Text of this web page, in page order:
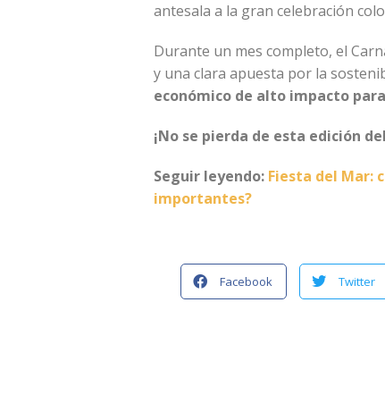
antesala a la gran celebración
Durante un mes completo, el
y una clara apuesta por la
económico de alto impacto
¡No se pierda de esta edición
Seguir leyendo: Fiesta del Mar:
importantes?
Facebook Twitter